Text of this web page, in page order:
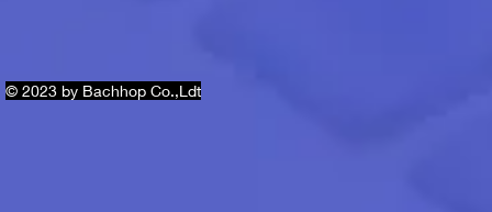
© 2023 by Bachhop Co.,Ldt